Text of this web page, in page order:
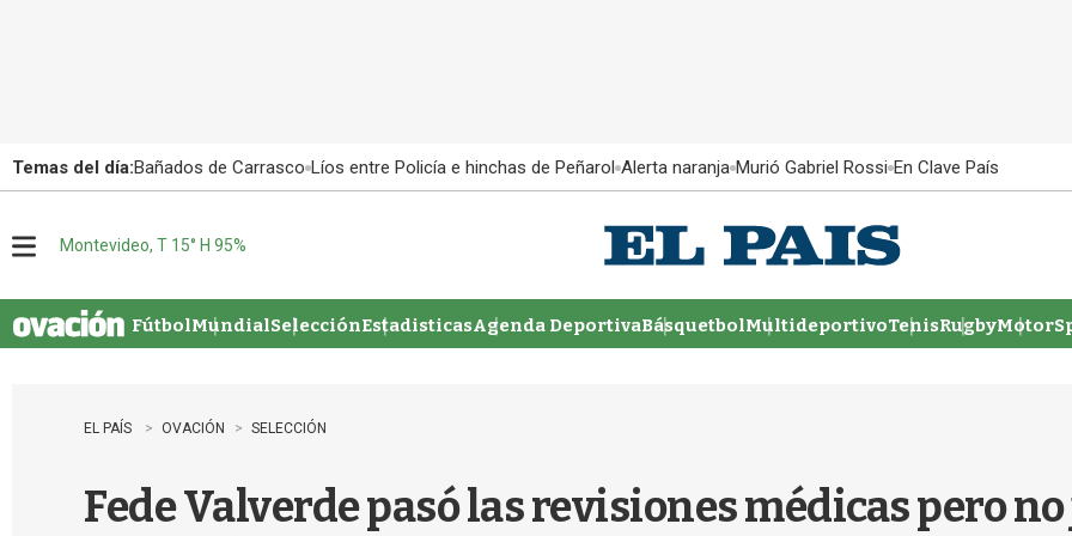
Temas del día:Bañados de Carrasco Líos entre Policía e hinchas de Peñarol Alerta naranja Murió Gabriel Rossi En Clave País
u
Montevideo, T 15° H 95%
FútbolMundialSelecciónEstadisticasAgenda DeportivaBásquetbolMultideportivoTenisRugby
EL PAÍS OVACIÓN SELECCIÓN
Fede Valverde pasó las revisiones médicas pero